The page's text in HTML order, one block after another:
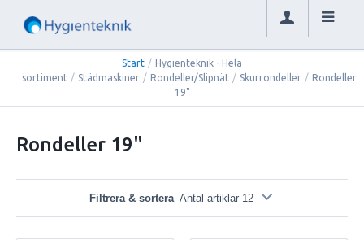
Start / Hygienteknik - Hela
sortiment / Städmaskiner / Rondeller/Slipnät / Skurrondeller / Rondeller
19"
Rondeller 19"
Filtrera & sortera Antal artiklar 12